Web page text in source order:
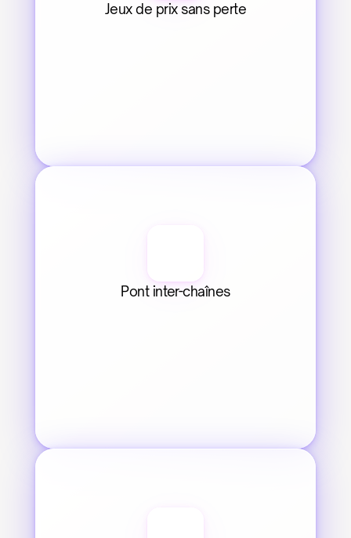
Jeux de prix sans perte
Pont inter-chaînes